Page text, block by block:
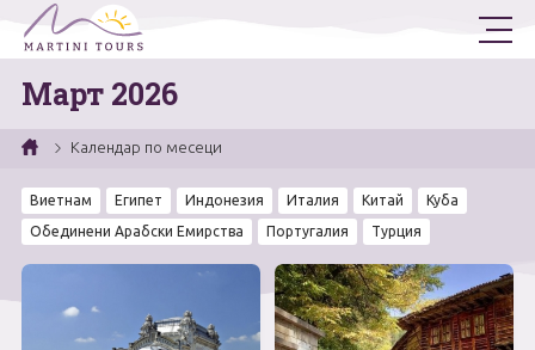
Екскурзии
Самолетни Екскурзии
Автобусни Екскурзии
Държави
Гърция
Турция
Испания
Ученически
Еднодневни Екскурзии
Двудневни и тридневни Екскурзии
Петдневни Екскурзии / Лагери
Круизи
Програма 2026
Март 2026
Календар по месеци
Виетнам Египет Индонезия Италия Китай
Куба
Обединени Арабски Емирства
Португалия Турция